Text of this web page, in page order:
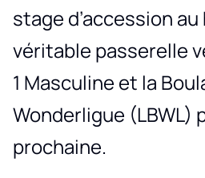
stage d’accession
véritable passerelle
1 Masculine et la
Wonderligue (LBWL)
prochaine.